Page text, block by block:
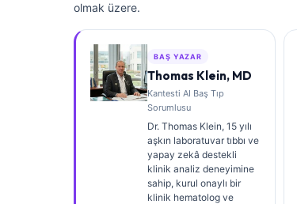
olmak üzere.
BAŞ YAZAR
Thomas Klein, MD
Kantesti AI Baş Tıp
Sorumlusu
Dr. Thomas Klein, 15 yılı
aşkın laboratuvar tıbbı ve
yapay zekâ destekli
klinik analiz deneyimine
sahip, kurul onaylı bir
klinik hematolog ve